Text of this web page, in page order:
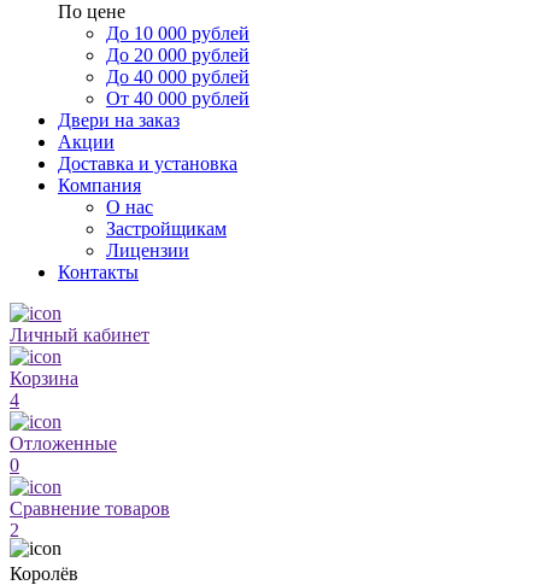
По цене
До 10 000 рублей
До 20 000 рублей
До 40 000 рублей
От 40 000 рублей
Двери на заказ
Акции
Доставка и установка
Компания
О нас
Застройщикам
Лицензии
Контакты
Личный кабинет
Корзина
4
Отложенные
0
Сравнение товаров
2
Королёв